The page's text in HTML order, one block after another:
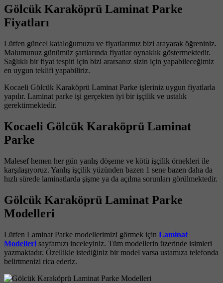
Gölcük Karaköprü Laminat Parke
Fiyatları
Lütfen güncel kataloğumuzu ve fiyatlarımız bizi arayarak öğreniniz.
Malumunuz günümüz şartlarında fiyatlar oynaklık göstermektedir.
Sağlıklı bir fiyat tespiti için bizi ararsanız sizin için yapabileceğimiz
en uygun teklifi yapabiliriz.
Kocaeli Gölcük Karaköprü Laminat Parke işleriniz uygun fiyatlarla
yapılır. Laminat parke işi gerçekten iyi bir işçilik ve ustalık
gerektirmektedir.
Kocaeli Gölcük Karaköprü Laminat
Parke
Malesef hemen her gün yanlış döşeme ve kötü işçilik örnekleri ile
karşılaşıyoruz. Yanlış işçilik yüzünden bazen 1 sene bazen daha da
hızlı sürede laminatlarda şişme ya da açılma sorunları görülmektedir.
Gölcük Karaköprü Laminat Parke
Modelleri
Lütfen Laminat Parke modellerimizi görmek için Laminat
Modelleri sayfamızı inceleyiniz. Tüm modellerin üzerinde isimleri
yazmaktadır. Özellikle istediğiniz bir model varsa ustamıza telefonda
belirtmenizi rica ederiz.